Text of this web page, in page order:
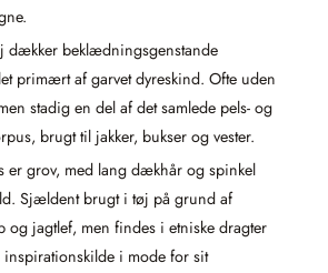
dækker beklædningsgenstande
primært af garvet dyreskind. Ofte uden
stadig en del af det samlede pels- og
brugt til jakker, bukser og vester.
er grov, med lang dækhår og spinkel
Sjældent brugt i tøj på grund af
og jagtlef, men findes i etniske dragter
inspirationskilde i mode for sit